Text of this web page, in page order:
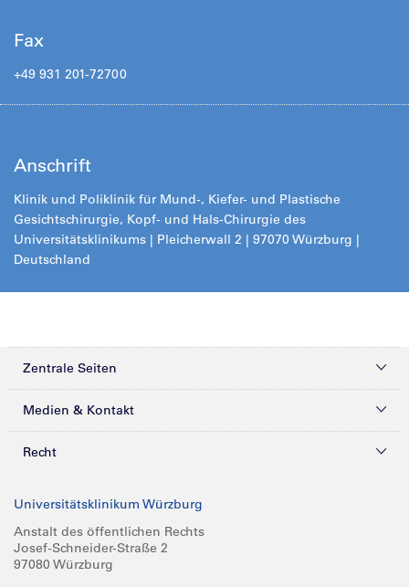
Fax
+49 931 201-72700
Anschrift
Klinik und Poliklinik für Mund-, Kiefer- und Plastische
Gesichtschirurgie, Kopf- und Hals-Chirurgie des
Universitätsklinikums | Pleicherwall 2 | 97070 Würzburg |
Deutschland
Zentrale Seiten
Kliniken & Zentren
Forschung
Karriere
Medien & Kontakt
Presse
Glossar
Recht
Compliance
Impressum
Universitätsklinikum Würzburg
Anstalt des öffentlichen Rechts
Josef-Schneider-Straße 2
97080 Würzburg